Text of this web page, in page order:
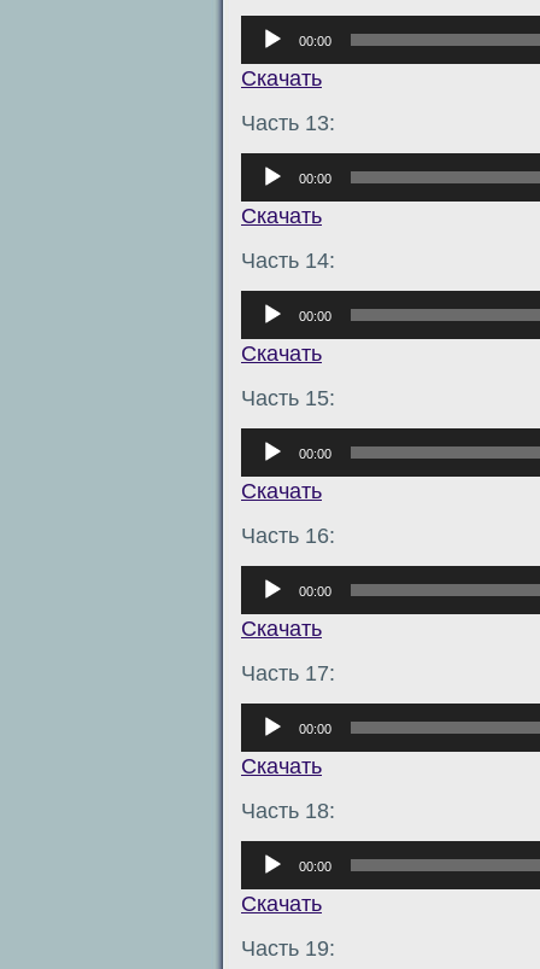
Аудиоплеер
00:00
Скачать
Часть 13:
Аудиоплеер
00:00
Скачать
Часть 14:
Аудиоплеер
00:00
Скачать
Часть 15:
Аудиоплеер
00:00
Скачать
Часть 16:
Аудиоплеер
00:00
Скачать
Часть 17:
Аудиоплеер
00:00
Скачать
Часть 18:
Аудиоплеер
00:00
Скачать
Часть 19: